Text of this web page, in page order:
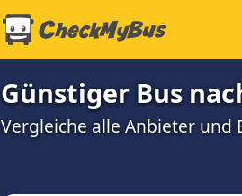
Günstiger Bus
Vergleiche alle Anbieter und